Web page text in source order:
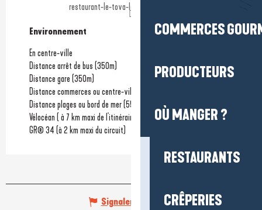
COMMERCES
PRODUCTEURS
OÙ MANGER ?
RESTAURANTS
CRÊPERIES
restaurant-le-tova-la-baule-escoublac.fr
Environnement
Environnement
En centre-ville
Distance arrêt de bus (350m)
Distance gare (350m)
Distance commerces ou centre-ville
Distance plages ou bord de mer(550m)
Vélocéan ( à 7 km maxi de l'itinéraire)
GR® 34 (à 2 km maxi du circuit)
Signaler une erreur